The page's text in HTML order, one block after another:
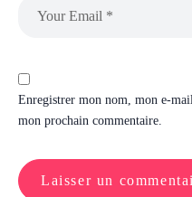
Enregistrer mon nom, mon e-
mon prochain commentaire.